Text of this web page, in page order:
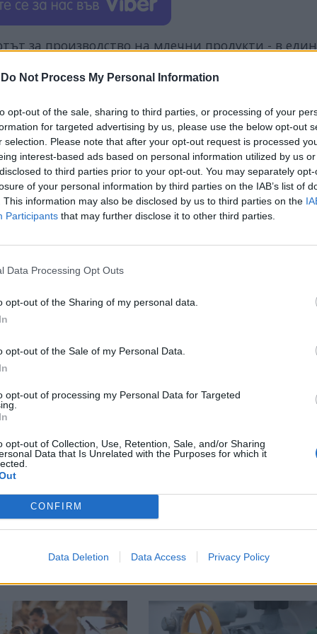
Do Not Process My Personal Information
opt-out of the sale, sharing to third parties, or processing of your
for targeted advertising by us, please use the below opt-out
selection. Please note that after your opt-out request is processed
interest-based ads based on personal information utilized by us
to third parties prior to your opt-out. You may separately
of your personal information by third parties on the IAB’s list of
This information may also be disclosed by us to third parties on the
Participants that may further disclose it to other third parties.
Data Processing Opt Outs
opt-out of the Sharing of my personal data.
opt-out of the Sale of my Personal Data.
opt-out of processing my Personal Data for Targeted
opt-out of Collection, Use, Retention, Sale, and/or Sharing
Data that Is Unrelated with the Purposes for which it
CONFIRM
Data Deletion Data Access Privacy Policy
за производство на млечни продукти - в един
килограм кашкавал - 10 литра мляко.
продаваме на обявените цени и да бъдем на
Затова планираме и инвестиции в
българските граждани да пазаруват на тези
на Ел Би Булгарикум от днес е12,90 лева, а
на “Ел Би Булгарикум” Владимир Русев
ВЪВ facebook
в: